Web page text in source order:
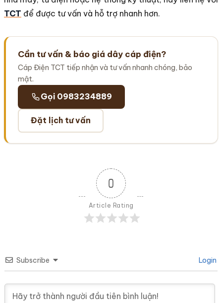
TCT để được tư vấn và hỗ trợ nhanh hơn.
Cần tư vấn & báo giá dây cáp điện?
Cáp Điện TCT tiếp nhận và tư vấn nhanh chóng, bảo
mật.
Gọi 0983234889
Đặt lịch tư vấn
0
Article Rating
Subscribe Login